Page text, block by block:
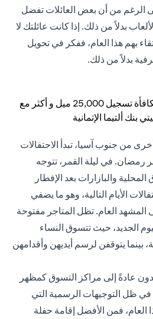
الرغم من أن بعض العائلات تفضل
بدلاً من ذلك. إذا كانت عائلتك لا
بهم هذا العام، ففكر في تحويل
بدلاً من ذلك.
من جنوب آسيا، تبدأ الاحتفالات
رمضان. في ليلة القمر، تتوجه
والبازارات بعد الإفطار
الأيام التالية، وهو ما يضفي
المشهد العام. تظل المتاجر مفتوحة
الجديد، حيث تتسوق النساء
بينما يتوقفن لرسم أيديهن وأقدامهن
عادةً إلى مراكز التسوق كمظهر
ظل التوجيهات الرسمية التي
العام، فمن الأفضل إقامة حفلة